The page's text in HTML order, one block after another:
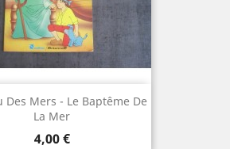
Des Mers - Le Baptême De
La Mer
Prix
4,00 €